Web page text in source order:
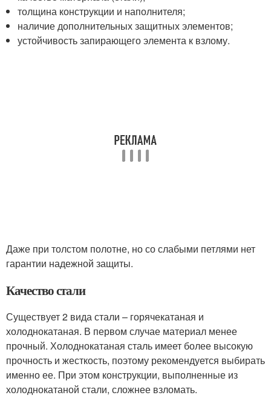
толщина конструкции и наполнителя;
наличие дополнительных защитных элементов;
устойчивость запирающего элемента к взлому.
Даже при толстом полотне, но со слабыми петлями нет
гарантии надежной защиты.
Качество стали
Существует 2 вида стали – горячекатаная и
холоднокатаная. В первом случае материал менее
прочный. Холоднокатаная сталь имеет более высокую
прочность и жесткость, поэтому рекомендуется выбирать
именно ее. При этом конструкции, выполненные из
холоднокатаной стали, сложнее взломать.